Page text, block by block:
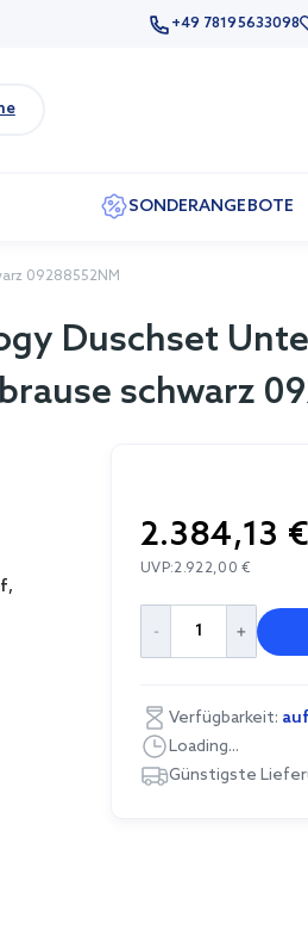
+49 78195633098
SONDERANGEBOTE
09288552NM
Duschset
schwarz
2.384,13 €
UVP:2.922,00 €
Verfügbarkeit:
Loading...
Günstigste